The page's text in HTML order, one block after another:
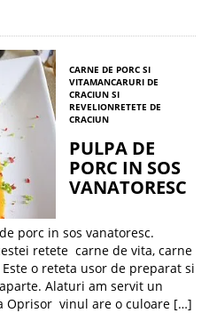
CARNE DE PORC SI
VITAMANCARURI DE
CRACIUN SI
REVELIONRETETE DE
CRACIUN
PULPA DE
PORC IN SOS
VANATORESC
porc in sos vanatoresc.
retete carne de vita, carne
o reteta usor de preparat si
Alaturi am servit un
Oprisor vinul are o culoare […]